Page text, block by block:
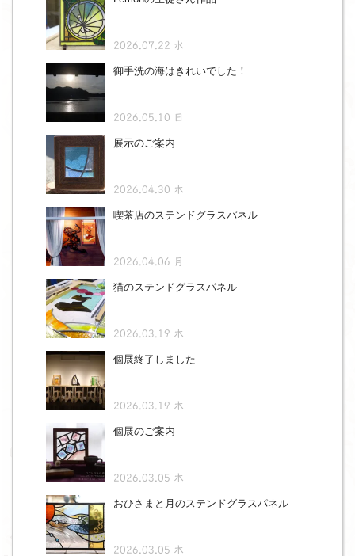
2026.07.22 水
御手洗の海はきれいでした！
2026.05.10 日
展示のご案内
2026.04.30 木
喫茶店のステンドグラスパネル
2026.04.06 月
猫のステンドグラスパネル
2026.03.19 木
個展終了しました
2026.03.19 木
個展のご案内
2026.03.05 木
おひさまと月のステンドグラスパネル
2026.03.05 木